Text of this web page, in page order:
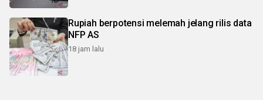
Rupiah berpotensi melemah jelang rilis data
NFP AS
18 jam lalu